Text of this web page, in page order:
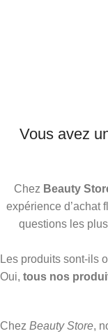
Vous avez
Chez Beauty
expérience d’achat
questions les
Les produits sont-ils
Oui, tous nos
Chez Beauty Store,